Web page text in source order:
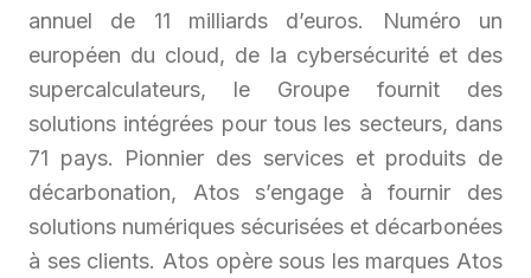
annuel de 11 milliards d’euros. Numéro un
européen du cloud, de la cybersécurité et des
supercalculateurs, le Groupe fournit des
solutions intégrées pour tous les secteurs, dans
71 pays. Pionnier des services et produits de
décarbonation, Atos s’engage à fournir des
solutions numériques sécurisées et décarbonées
à ses clients. Atos opère sous les marques Atos